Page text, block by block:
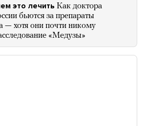
это лечить Как доктора
бьются за препараты
— хотя они почти никому
«Медузы»